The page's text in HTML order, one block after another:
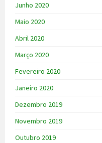
Junho 2020
Maio 2020
Abril 2020
Março 2020
Fevereiro 2020
Janeiro 2020
Dezembro 2019
Novembro 2019
Outubro 2019